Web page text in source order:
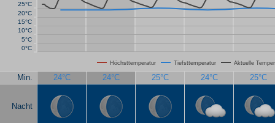
Höchsttemperatur Tiefsttemperatur Aktuelle
0°C
5°C
10°C
15°C
20°C
25°C
Min. 24°C 24°C 25°C 24°C 25°C
Nacht